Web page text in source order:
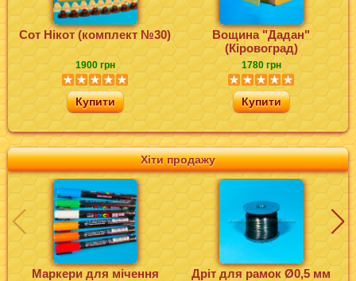
Хіти продажу
Маркери для мічення
Дріт для рамок Ø0,5 мм
Сот Нікот (комплект №30)
1900 грн
Купити
Вощина "Дадан"
(Кіровоград)
1780 грн
Купити